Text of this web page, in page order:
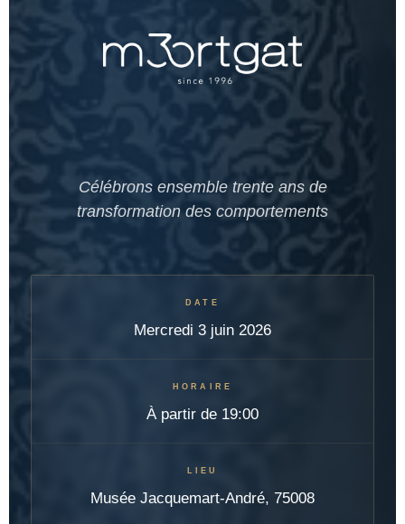
Célébrons ensemble trente ans de
transformation des comportements
DATE
Mercredi 3 juin 2026
HORAIRE
À partir de 19:00
LIEU
Musée Jacquemart-André, 75008